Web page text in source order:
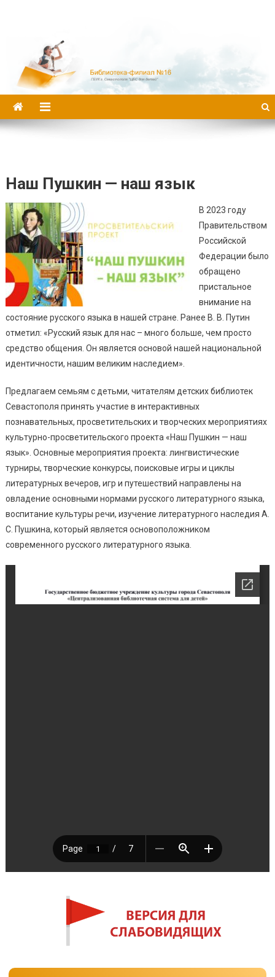
Наш Пушкин — наш язык
В 2023 году
Правительством
Российской
Федерации было
обращено
пристальное
внимание на
состояние русского языка в нашей стране. Ранее В. В. Путин
отметил: «Русский язык для нас – много больше, чем просто
средство общения. Он является основой нашей национальной
идентичности, нашим великим наследием».
Предлагаем семьям с детьми, читателям детских библиотек
Севастополя принять участие в интерактивных
познавательных, просветительских и творческих мероприятиях
культурно-просветительского проекта «Наш Пушкин — наш
язык». Основные мероприятия проекта: лингвистические
турниры, творческие конкурсы, поисковые игры и циклы
литературных вечеров, игр и путешествий направлены на
овладение основными нормами русского литературного языка,
воспитание культуры речи, изучение литературного наследия А.
С. Пушкина, который является основоположником
современного русского литературного языка.